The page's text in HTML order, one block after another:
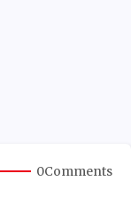
0Comments